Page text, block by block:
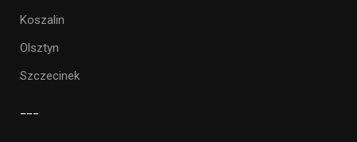
Koszalin
Olsztyn
Szczecinek